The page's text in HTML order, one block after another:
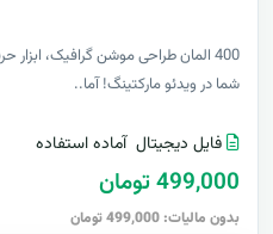
400 المان طراحی موشن گرافیک،
شما در ویدئو مارکتینگ! آما..
فایل دیجیتال آماده استفاده
499,000 تومان
بدون مالیات: 499,000 تومان